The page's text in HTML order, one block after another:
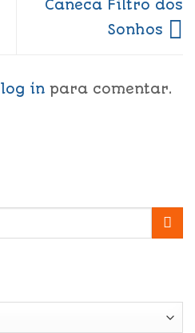
Caneca Filtro dos
Sonhos
log in para comentar.